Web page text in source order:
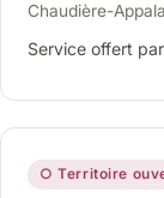
Chaudière-
Service offert
○ Territoire